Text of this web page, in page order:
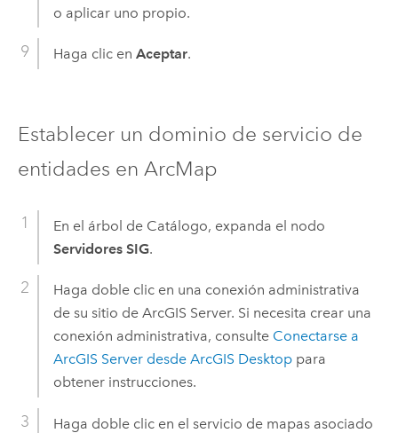
o aplicar uno propio.
Haga clic en Aceptar.
Establecer un dominio de servicio de
entidades en ArcMap
En el árbol de Catálogo, expanda el nodo
Servidores SIG.
Haga doble clic en una conexión administrativa
de su sitio de ArcGIS Server. Si necesita crear una
conexión administrativa, consulte Conectarse a
ArcGIS Serverdesde ArcGIS Desktoppara
obtener instrucciones.
Haga doble clic en el servicio de mapas asociado